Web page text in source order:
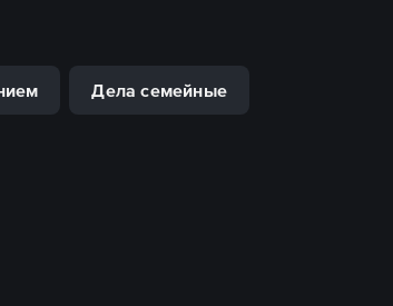
Дела семейные